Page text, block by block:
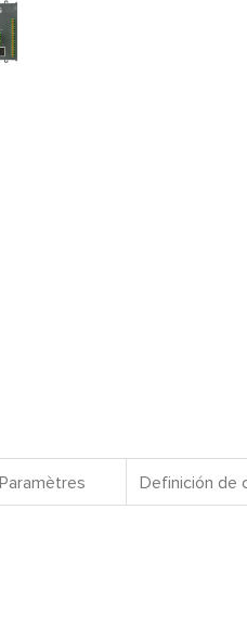
Paramètres Definición de